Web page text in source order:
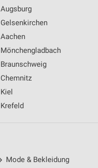
Augsburg
Gelsenkirchen
Aachen
Mönchengladbach
Braunschweig
Chemnitz
Kiel
Krefeld
Mode & Bekleidung